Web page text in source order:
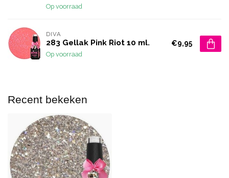
Op voorraad
DIVA
283 Gellak Pink Riot 10 ml.
Op voorraad
€9,95
Recent bekeken